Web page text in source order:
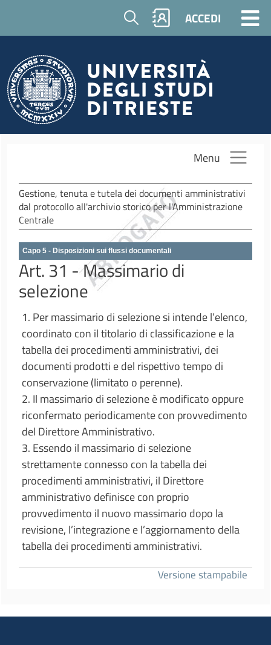
Salta al contenuto principale
Cerca ACCEDI
Menu
Gestione, tenuta e tutela dei documenti amministrativi
dal protocollo all'archivio storico per l'Amministrazione
Centrale
Capo 5 - Disposizioni sui flussi documentali
Art. 31 - Massimario di
selezione
1. Per massimario di selezione si intende l’elenco,
coordinato con il titolario di classificazione e la
tabella dei procedimenti amministrativi, dei
documenti prodotti e del rispettivo tempo di
conservazione (limitato o perenne).
2. Il massimario di selezione è modificato oppure
riconfermato periodicamente con provvedimento
del Direttore Amministrativo.
3. Essendo il massimario di selezione
strettamente connesso con la tabella dei
procedimenti amministrativi, il Direttore
amministrativo definisce con proprio
provvedimento il nuovo massimario dopo la
revisione, l’integrazione e l’aggiornamento della
tabella dei procedimenti amministrativi.
Versione stampabile